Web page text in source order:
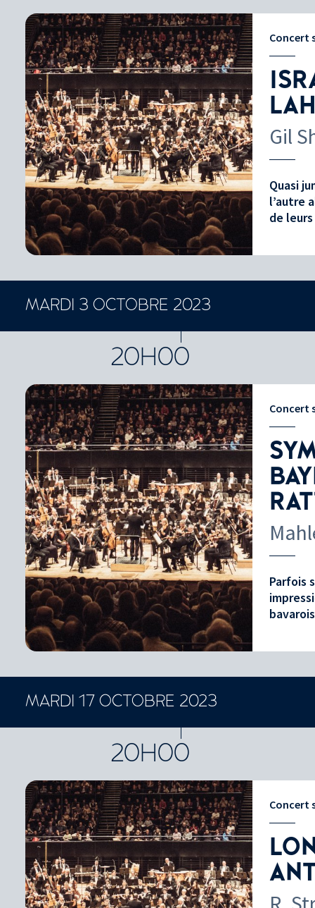
Concert
Gil
Quasi
l’autre
de
MARDI 3 OCTOBRE 2023
20H00
Concert
Parfois
MARDI 17 OCTOBRE 2023
20H00
Concert